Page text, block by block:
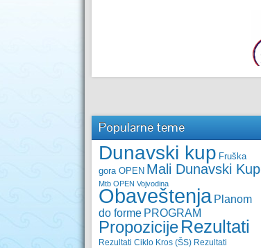
Popularne teme
Dunavski kup Fruška
gora OPEN Mali Dunavski Kup
Mtb OPEN Vojvodina
Obaveštenja Planom
do forme PROGRAM
PropozicijeRezultati
Rezultati Ciklo Kros (ŠS) Rezultati